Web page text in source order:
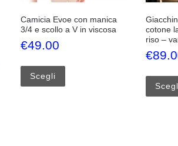
Camicia Evoe con manica
3/4 e scollo a V in viscosa
€49.00
Scegli
Questo prodotto ha più
cotone
riso –
€